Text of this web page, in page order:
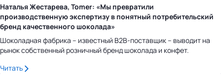
Наталья Жестарева, Tomer: «Мы превратили
производственную экспертизу в понятный потребительский
бренд качественного шоколада»
Шоколадная фабрика – известный B2B-поставщик – выводит на
рынок собственный розничный бренд шоколада и конфет.
Читать